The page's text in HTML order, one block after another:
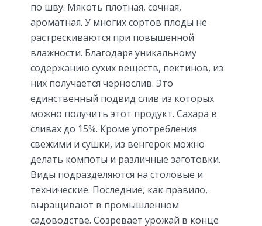
по шву. Мякоть плотная, сочная,
ароматная. У многих сортов плоды не
растрескиваются при повышенной
влажности. Благодаря уникальному
содержанию сухих веществ, пектинов, из
них получается чернослив. Это
единственный подвид слив из которых
можно получить этот продукт. Сахара в
сливах до 15%. Кроме употребления
свежими и сушки, из венгерок можно
делать компоты и различные заготовки.
Виды подразделяются на столовые и
технические. Последние, как правило,
выращивают в промышленном
садоводстве. Созревает урожай в конце